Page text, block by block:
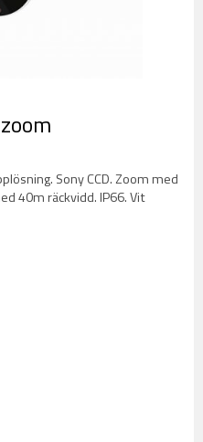
Sony CCD. Zoom med
40m räckvidd. IP66. Vit